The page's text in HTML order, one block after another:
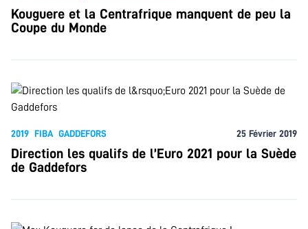
Kouguere et la Centrafrique manquent de peu la
Coupe du Monde
2019 FIBA GADDEFORS 25 Février 2019
Direction les qualifs de l’Euro 2021 pour la Suède
de Gaddefors